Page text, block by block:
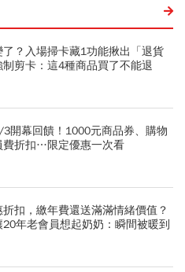
？入場掃卡藏1功能揪出「退貨
剪卡：這4種商品買了不能退
開幕回饋！1000元商品券、購物
費折扣…限定優惠一次看
扣，繳年費還送滿滿情緒價值？
年老會員想起奶奶：瞬間被暖到